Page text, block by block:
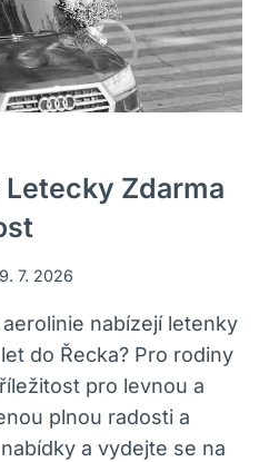
Letecky Zdarma
7. 2026
nabízejí letenky
do Řecka? Pro rodiny
pro levnou a
plnou radosti a
a vydejte se na